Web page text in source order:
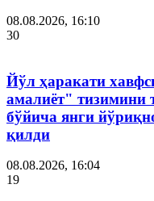
08.08.2026, 16:10
30
Йўл ҳаракати
амалиёт"
бўйича янги
қилди
08.08.2026, 16:04
19